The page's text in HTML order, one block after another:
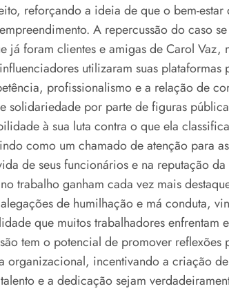
reforçando a ideia de que o bem-
A repercussão do caso
já foram clientes e amigas de Carol
utilizaram suas
profissionalismo e a relação de
solidariedade por parte de figuras
à sua luta contra o que ela
como um chamado de atenção para
de seus funcionários e na reputação
trabalho ganham cada vez mais
de humilhação e má conduta,
que muitos trabalhadores
tem o potencial de promover
organizacional, incentivando a criação
e a dedicação sejam